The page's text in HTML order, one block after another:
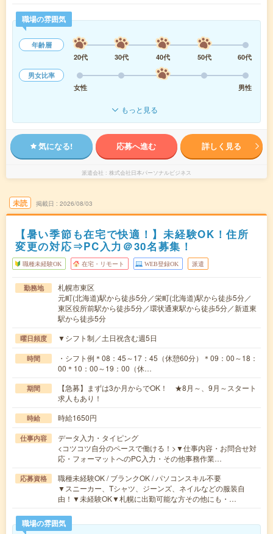
職場の雰囲気
年齢層
20代
30代 40代 50代
60代
男女比率
女性
男性
もっと見る
気になる! 応募へ進む 詳しく見る
派遣会社 株式会社日本パーソナルビジネス
未読 掲載日 2026/08/03
【暑い季節も在宅で快適！】未経験OK！住所
変更の対応⇒PC入力＠30名募集！
職種未経験OK 在宅・リモート WEB登録OK 派遣
勤務地
札幌市東区
元町(北海道)駅から徒歩5分／栄町(北海道)駅から徒歩5分／
東区役所前駅から徒歩5分／環状通東駅から徒歩5分／新道東
駅から徒歩5分
曜日頻度 ▼シフト制／土日祝含む週5日
時間
・シフト例＊08：45～17：45（休憩60分）＊09：00～18：
00＊10：00～19：00（休…
期間
【急募】まずは3か月からでOK！ ★8月～、9月～スタート
求人もあり！
時給 時給1650円
仕事内容
データ入力・タイピング
<コツコツ自分のペースで働ける！>▼仕事内容・お問合せ対
応・フォーマットへのPC入力・その他事務作業…
応募資格
職種未経験OK / ブランクOK / パソコンスキル不要
▼スニーカー、Tシャツ、ジーンズ、ネイルなどの服装自
由！▼未経験OK▼札幌に出勤可能な方その他にも・…
職場の雰囲気